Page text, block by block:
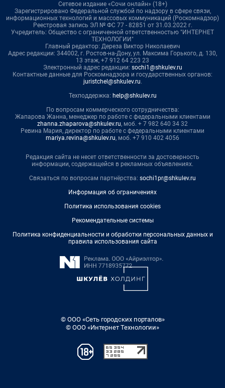
Сетевое издание «Сочи онлайн» (18+)
Зарегистрировано Федеральной службой по надзору в сфере связи,
информационных технологий и массовых коммуникаций (Роскомнадзор)
Реестровая запись ЭЛ № ФС 77 - 82851 от 31.03.2022 г.
Учредитель: Общество с ограниченной ответственностью "ИНТЕРНЕТ
ТЕХНОЛОГИИ"
Главный редактор: Дереза Виктор Николаевич
Адрес редакции: 344002, г. Ростов-на-Дону, ул. Максима Горького, д. 130,
13 этаж, +7 912 64 223 23
Электронный адрес редакции: sochi1@shkulev.ru
Контактные данные для Роскомнадзора и государственных органов:
juristchel@shkulev.ru.
Техподдержка: help@shkulev.ru
По вопросам коммерческого сотрудничества:
Жапарова Жанна, менеджер по работе с федеральными клиентами
zhanna.zhaparova@shkulev.ru, моб. + 7 982 640 34 32
Ревина Мария, директор по работе с федеральными клиентами
mariya.revina@shkulev.ru, моб. +7 910 402 4056
Редакция сайта не несет ответственности за достоверность
информации, содержащейся в рекламных объявлениях.
Связаться по вопросам партнёрства: sochi1pr@shkulev.ru
Информация об ограничениях
Политика использования cookies
Рекомендательные системы
Политика конфиденциальности и обработки персональных данных и
правила использования сайта
© ООО «Сеть городских порталов»
© ООО «Интернет Технологии»